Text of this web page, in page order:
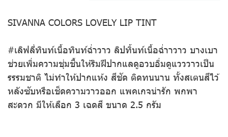
SIVANNA COLORS LOVELY LIP TINT
#เลิฟลี่ทินท์เนื้อทินท์ฉ่ำวาว ลิปทิ้นท์เนื้อฉ่ำาวาว บางเบา
ช่วยเพิ่มความชุ่มชื้นให้ริมฝีปากแลดูอวบอิ่มดูแวววาวเป็น
รรรมชาติ ไม่ทำให้ปากแห้ง สีชัด ติดทนนาน ทั้งสเตนสีไว้
หลังซับหรือเช็ดความวาวออก แพคเกจน่ารัก พกพา
สะดวก มีให้เลือก 3 เฉดสี ขนาด 2.5 กรัม